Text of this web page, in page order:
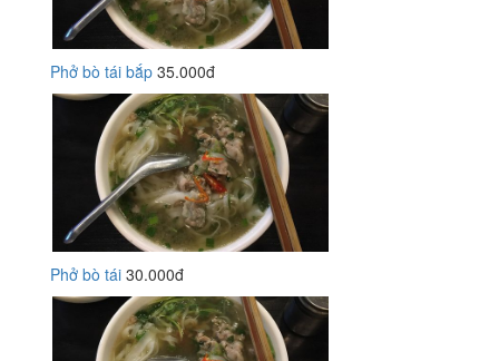
Phở bò tái bắp 35.000đ
Phở bò tái 30.000đ